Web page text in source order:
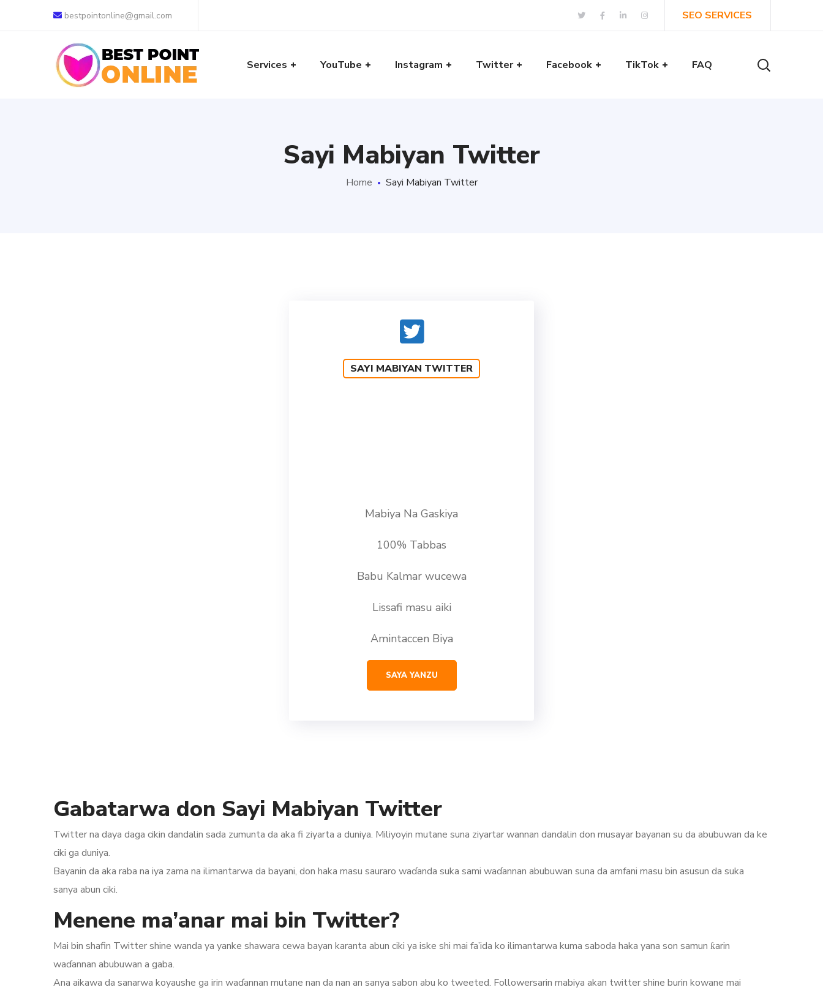
bestpointonline@gmail.com SEO SERVICES
Services YouTube Instagram Twitter Facebook TikTok FAQ
Sayi Mabiyan Twitter
Home Sayi Mabiyan Twitter
SAYI MABIYAN TWITTER
Mabiya Na Gaskiya
100% Tabbas
Babu Kalmar wucewa
Lissafi masu aiki
Amintaccen Biya
SAYA YANZU
Gabatarwa don Sayi Mabiyan Twitter
Twitter na daya daga cikin dandalin sada zumunta da aka fi ziyarta a duniya. Miliyoyin mutane suna ziyartar wannan dandalin don musayar bayanan su da abubuwan da ke
ciki ga duniya.
Bayanin da aka raba na iya zama na ilimantarwa da bayani, don haka masu sauraro waɗanda suka sami waɗannan abubuwan suna da amfani masu bin asusun da suka
sanya abun ciki.
Menene ma’anar mai bin Twitter?
Mai bin shafin Twitter shine wanda ya yanke shawara cewa bayan karanta abun ciki ya iske shi mai fa’ida ko ilimantarwa kuma saboda haka yana son samun ƙarin
waɗannan abubuwan a gaba.
Ana aikawa da sanarwa koyaushe ga irin waɗannan mutane nan da nan an sanya sabon abu ko tweeted. Followersarin mabiya akan twitter shine burin kowane mai